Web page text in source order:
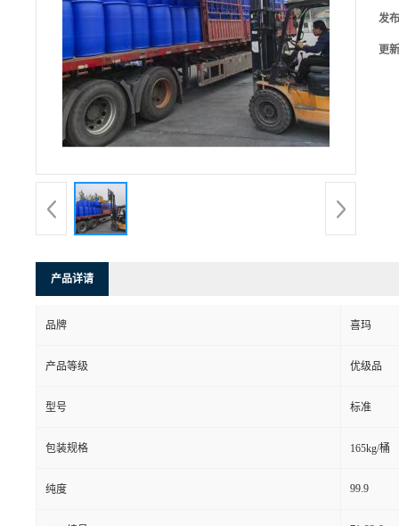
发
更
产品详请
品牌 喜玛
产品等级 优级品
型号 标准
包装规格 165kg/桶
纯度 99.9